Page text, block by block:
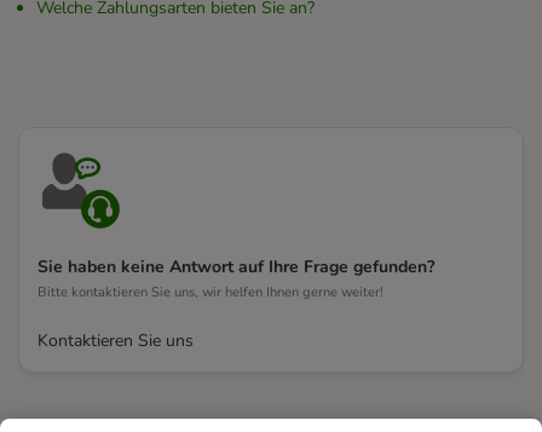
Welche Zahlungsarten bieten Sie an?
Sie haben keine Antwort auf Ihre Frage gefunden?
Bitte kontaktieren Sie uns, wir helfen Ihnen gerne weiter!
Kontaktieren Sie uns